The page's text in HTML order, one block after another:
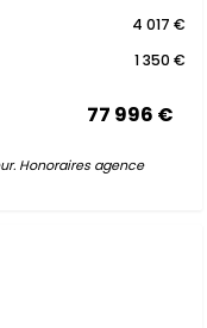
4 017 €
1 350 €
77 996 €
Honoraires agence